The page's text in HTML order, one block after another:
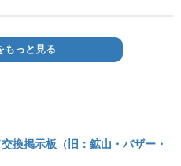
もっと見る
換掲示板（旧：鉱山・バザー・